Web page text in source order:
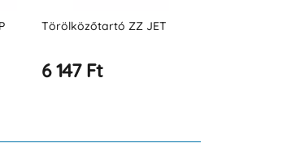
Szalvétaadagoló
6 367 Ft